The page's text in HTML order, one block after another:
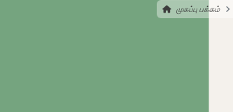
முகப்பு பக்கம்